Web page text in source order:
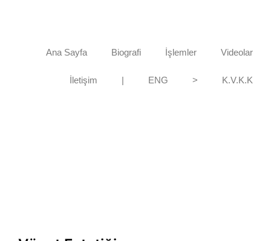
Ana Sayfa Biografi İşlemler Videolar
İletişim | ENG > K.V.K.K